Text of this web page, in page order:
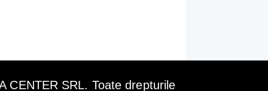
CENTER SRL. Toate drepturile